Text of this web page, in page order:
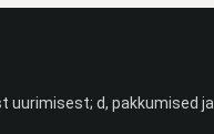
uurimisest; d, pakkumised ja